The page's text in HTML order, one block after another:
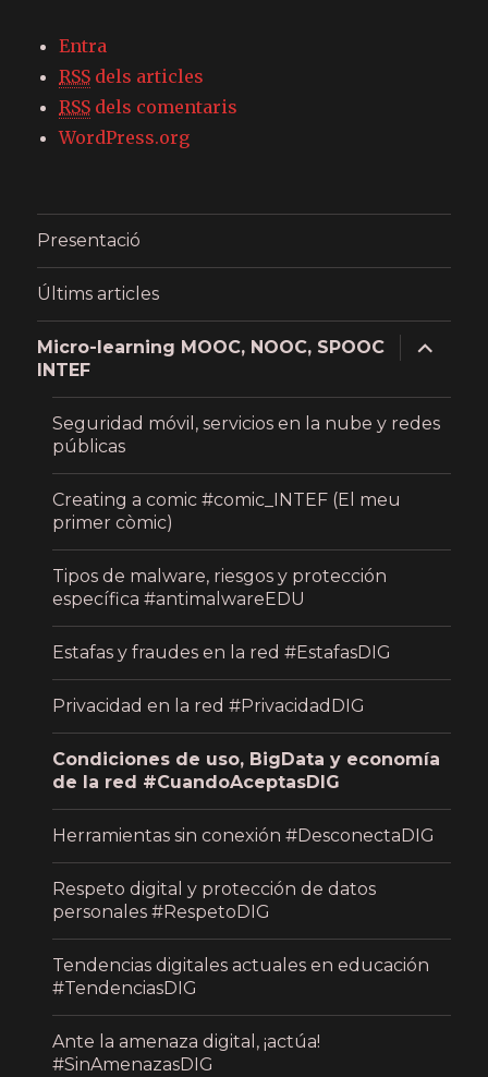
Entra
RSS dels articles
RSS dels comentaris
WordPress.org
Presentació
Últims articles
Micro-learning MOOC, NOOC, SPOOC
INTEF
expand
child
Seguridad móvil, servicios en la nube y redes
públicas
Creating a comic #comic_INTEF (El meu
primer còmic)
Tipos de malware, riesgos y protección
específica #antimalwareEDU
Estafas y fraudes en la red #EstafasDIG
Privacidad en la red #PrivacidadDIG
Condiciones de uso, BigData y economía
de la red #CuandoAceptasDIG
Herramientas sin conexión #DesconectaDIG
Respeto digital y protección de datos
personales #RespetoDIG
Tendencias digitales actuales en educación
#TendenciasDIG
Ante la amenaza digital, ¡actúa!
#SinAmenazasDIG